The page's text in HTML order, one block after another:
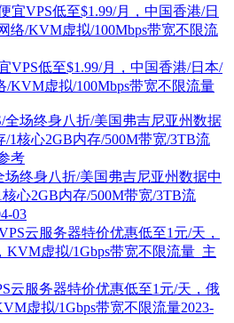
VPS低至$1.99/月，中国香港/日本/
/KVM虚拟/100Mbps带宽不限流量
场终身八折/美国弗吉尼亚州数据中
心2GB内存/500M带宽/3TB流
03
云服务器特价优惠低至1元/天，俄
虚拟/1Gbps带宽不限流量2023-